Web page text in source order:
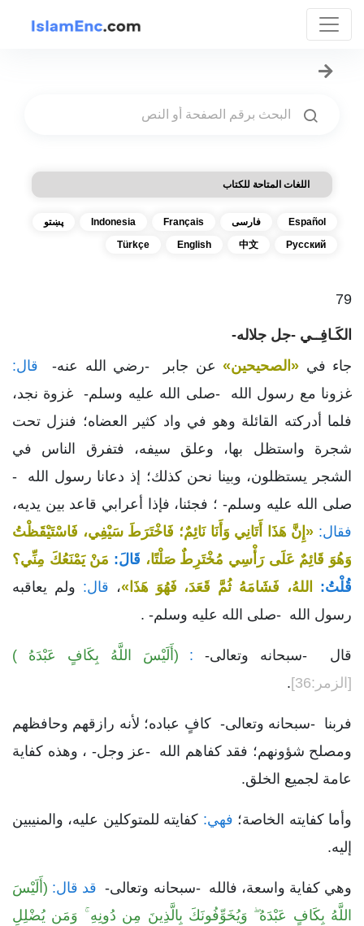
اللغات المتاحة للكتاب
Español فارسی Français
Indonesia
پښتو
Русский
中文
English
Türkçe
79
الكَـافِــي -جل جلاله-
جاء في «الصحيحين» عن جابر -رضي الله عنه- قال:
غزونا مع رسول الله -صلى الله عليه وسلم- غزوة نجد،
فلما أدركته القائلة وهو في واد كثير العضاه؛ فنزل تحت
شجرة واستظل بها، وعلق سيفه، فتفرق الناس في
الشجر يستظلون، وبينا نحن كذلك؛ إذ دعانا رسول الله -
صلى الله عليه وسلم- ؛ فجئنا، فإذا أعرابي قاعد بين يديه،
فقال: «إِنَّ هَذَا أَتَانِي وَأَنَا نَائِمٌ؛ فَاخْتَرَطَ سَيْفِي، فَاسْتَيْقَظْتُ
وَهُوَ قَائِمٌ عَلَى رَأْسِي مُخْتَرِطٌ صَلْتًا، قَالَ: مَنْ يَمْنَعُكَ مِنِّي؟
قُلْتُ: اللهُ، فَشَامَهُ ثُمَّ قَعَدَ، فَهُوَ هَذَا»، قال: ولم يعاقبه
رسول الله -صلى الله عليه وسلم- .
قال -سبحانه وتعالى-:
(أَلَيْسَ اللَّهُ بِكَافٍ عَبْدَهُ )
[الزمر:36]
.
فربنا -سبحانه وتعالى- كافٍ عباده؛ لأنه رازقهم وحافظهم
ومصلح شؤونهم؛ فقد كفاهم الله -عز وجل- ، وهذه كفاية
عامة لجميع الخلق.
وأما كفايته الخاصة؛ فهي: كفايته للمتوكلين عليه، والمنيبين
إليه.
وهي كفاية واسعة، فالله -سبحانه وتعالى-قد قال: (أَلَيْسَ
اللَّهُ بِكَافٍ عَبْدَهُ ۖ وَيُخَوِّفُونَكَ بِالَّذِينَ مِن دُونِهِ ۚ وَمَن يُضْلِلِ